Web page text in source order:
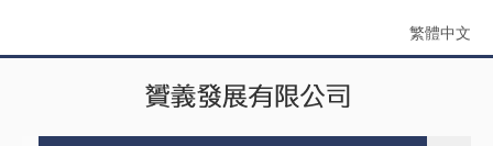
繁體中文